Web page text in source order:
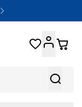


 